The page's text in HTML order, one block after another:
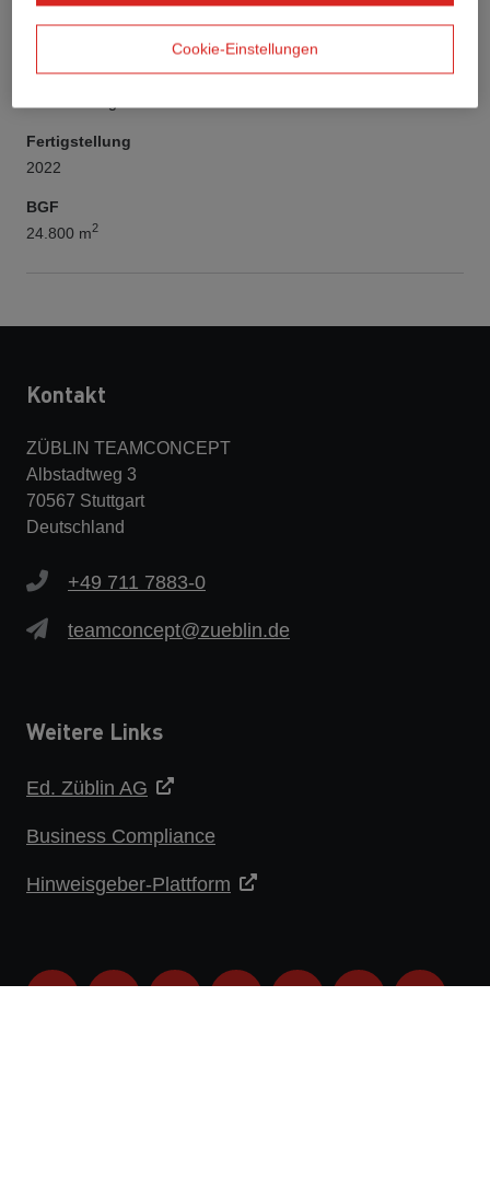
Bauwerksart
Vertragsmodell
Fertigstellung
2022
BGF
24.800 m2
Kontakt
ZÜBLIN TEAMCONCEPT
Albstadtweg 3
70567 Stuttgart
Deutschland
+49 711 7883-0
teamconcept@zueblin.de
Weitere Links
Ed. Züblin AG
Business Compliance
Hinweisgeber-Plattform
Cookie-Einstellungen